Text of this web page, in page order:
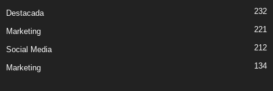
Destacada 232
Marketing 221
Social Media 212
Marketing 134